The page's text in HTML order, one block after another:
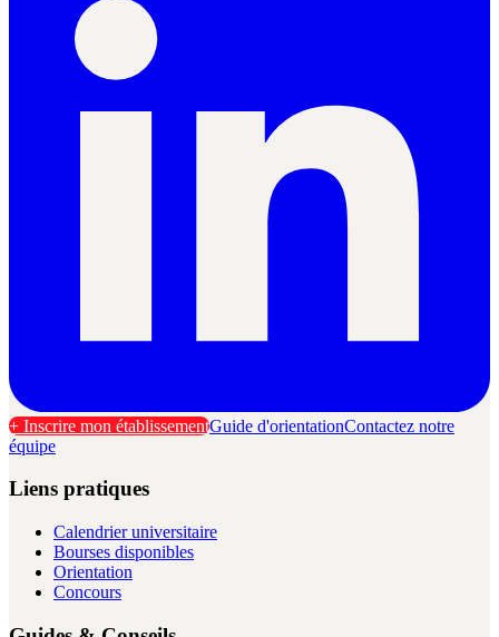
+ Inscrire mon établissementGuide d'orientationContactez notre
équipe
Liens pratiques
Calendrier universitaire
Bourses disponibles
Orientation
Concours